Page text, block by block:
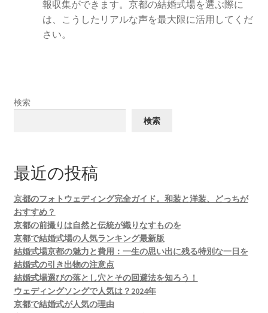
報収集ができます。京都の結婚式場を選ぶ際に
は、こうしたリアルな声を最大限に活用してくだ
さい。
検索
検索
最近の投稿
京都のフォトウェディング完全ガイド。和装と洋装、どっちが
おすすめ？
京都の前撮りは自然と伝統が織りなすものを
京都で結婚式場の人気ランキング最新版
結婚式場京都の魅力と費用：一生の思い出に残る特別な一日を
結婚式の引き出物の注意点
結婚式場選びの落とし穴とその回避法を知ろう！
ウェディングソングで人気は？2024年
京都で結婚式が人気の理由